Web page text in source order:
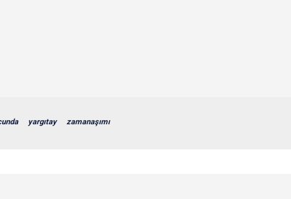
yargıtay zamanaşımı